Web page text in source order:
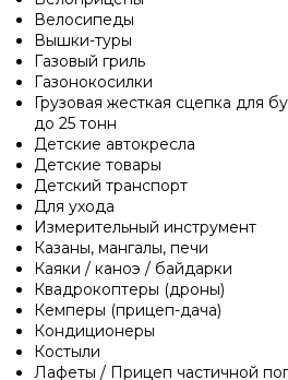
Велосипеды
Вышки-туры
Газовый гриль
Газонокосилки
Грузовая жесткая сцепка для
до 25 тонн
Детские автокресла
Детские товары
Детский транспорт
Для ухода
Измерительный инструмент
Казаны, мангалы, печи
Каяки / каноэ / байдарки
Квадрокоптеры (дроны)
Кемперы (прицеп-дача)
Кондиционеры
Костыли
Лафеты / Прицеп частичной